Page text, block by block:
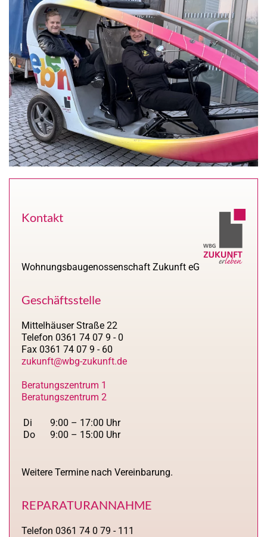
READ MORE
Kontakt
Wohnungsbaugenossenschaft Zukunft eG
Geschäftsstelle
Mittelhäuser Straße 22
Telefon 0361 74 07 9 - 0
Fax 0361 74 07 9 - 60
zukunft@wbg-zukunft.de
Beratungszentrum 1
Beratungszentrum 2
Di
Do
9:00 – 17:00 Uhr
9:00 – 15:00 Uhr
Weitere Termine nach Vereinbarung.
REPARATURANNAHME
Telefon 0361 74 0 79 - 111